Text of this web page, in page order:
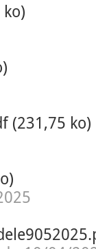
(231,75 ko)